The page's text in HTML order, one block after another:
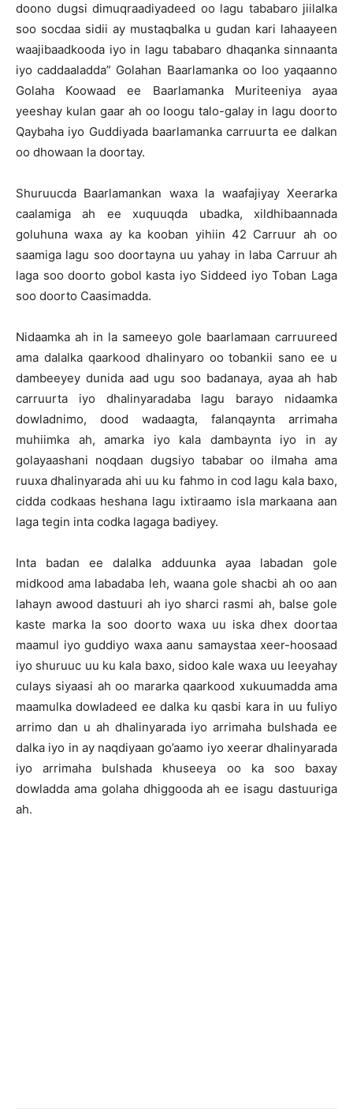
doono dugsi dimuqraadiyadeed oo lagu tababaro jiilalka
soo socdaa sidii ay mustaqbalka u gudan kari lahaayeen
waajibaadkooda iyo in lagu tababaro dhaqanka sinnaanta
iyo caddaaladda” Golahan Baarlamanka oo loo yaqaanno
Golaha Koowaad ee Baarlamanka Muriteeniya ayaa
yeeshay kulan gaar ah oo loogu talo-galay in lagu doorto
Qaybaha iyo Guddiyada baarlamanka carruurta ee dalkan
oo dhowaan la doortay.
Shuruucda Baarlamankan waxa la waafajiyay Xeerarka
caalamiga ah ee xuquuqda ubadka, xildhibaannada
goluhuna waxa ay ka kooban yihiin 42 Carruur ah oo
saamiga lagu soo doortayna uu yahay in laba Carruur ah
laga soo doorto gobol kasta iyo Siddeed iyo Toban Laga
soo doorto Caasimadda.
Nidaamka ah in la sameeyo gole baarlamaan carruureed
ama dalalka qaarkood dhalinyaro oo tobankii sano ee u
dambeeyey dunida aad ugu soo badanaya, ayaa ah hab
carruurta iyo dhalinyaradaba lagu barayo nidaamka
dowladnimo, dood wadaagta, falanqaynta arrimaha
muhiimka ah, amarka iyo kala dambaynta iyo in ay
golayaashani noqdaan dugsiyo tababar oo ilmaha ama
ruuxa dhalinyarada ahi uu ku fahmo in cod lagu kala baxo,
cidda codkaas heshana lagu ixtiraamo isla markaana aan
laga tegin inta codka lagaga badiyey.
Inta badan ee dalalka adduunka ayaa labadan gole
midkood ama labadaba leh, waana gole shacbi ah oo aan
lahayn awood dastuuri ah iyo sharci rasmi ah, balse gole
kaste marka la soo doorto waxa uu iska dhex doortaa
maamul iyo guddiyo waxa aanu samaystaa xeer-hoosaad
iyo shuruuc uu ku kala baxo, sidoo kale waxa uu leeyahay
culays siyaasi ah oo mararka qaarkood xukuumadda ama
maamulka dowladeed ee dalka ku qasbi kara in uu fuliyo
arrimo dan u ah dhalinyarada iyo arrimaha bulshada ee
dalka iyo in ay naqdiyaan go’aamo iyo xeerar dhalinyarada
iyo arrimaha bulshada khuseeya oo ka soo baxay
dowladda ama golaha dhiggooda ah ee isagu dastuuriga
ah.